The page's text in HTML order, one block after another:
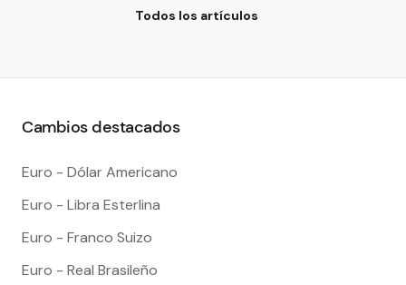
Todos los artículos
Cambios destacados
Euro - Dólar Americano
Euro - Libra Esterlina
Euro - Franco Suizo
Euro - Real Brasileño